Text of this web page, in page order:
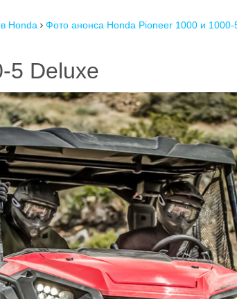
Honda  Фото анонса Honda Pioneer 1000 и 1000-
5 Deluxe